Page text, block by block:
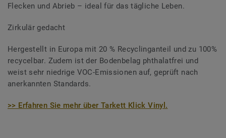
Flecken und Abrieb – ideal für das tägliche Leben.
Zirkulär gedacht
Hergestellt in Europa mit 20 % Recyclinganteil und zu 100%
recycelbar. Zudem ist der Bodenbelag phthalatfrei und
weist sehr niedrige VOC-Emissionen auf, geprüft nach
anerkannten Standards.
>> Erfahren Sie mehr über Tarkett Klick Vinyl.